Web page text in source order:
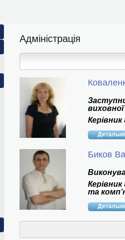
2024/
2025 н. р. 1.
ПРОТОКОЛІВ
засідання...
матеріали до
національної...
лекторій
Дня Науки...
та
дипломів...
ПРОТОКОЛІВ
засідання...
Адміністрація
Бикoв
та